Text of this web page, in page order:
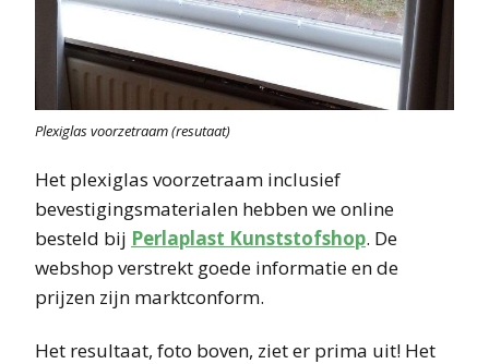
Plexiglas voorzetraam (resutaat)
Het plexiglas voorzetraam inclusief
bevestigingsmaterialen hebben we online
besteld bij Perlaplast Kunststofshop. De
webshop verstrekt goede informatie en de
prijzen zijn marktconform.
Het resultaat, foto boven, ziet er prima uit! Het